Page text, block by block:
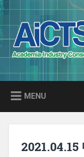
Skip
to
content
Search
AICTSP
Academia-Industry
MENU
2021.04.15